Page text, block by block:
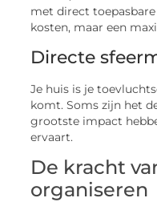
met direct
kosten, maar een
Directe
Je huis is je
komt. Soms zijn het
grootste impact
ervaart.
De kracht
organiseren